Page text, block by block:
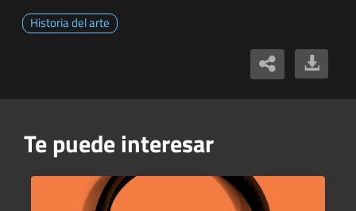
Historia del arte
Te puede interesar